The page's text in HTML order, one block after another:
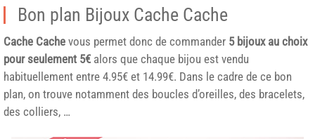
Bon plan Bijoux Cache Cache
Cache Cache vous permet donc de commander 5 bijoux au choix
pour seulement 5€ alors que chaque bijou est vendu
habituellement entre 4.95€ et 14.99€. Dans le cadre de ce bon
plan, on trouve notamment des boucles d’oreilles, des bracelets,
des colliers, …